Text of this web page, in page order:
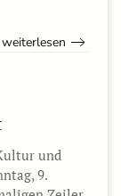
weiterlesen
und
9.